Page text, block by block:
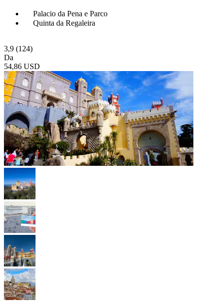
Palacio da Pena e Parco
Quinta da Regaleira
3,9 (124)
Da
54,86 USD